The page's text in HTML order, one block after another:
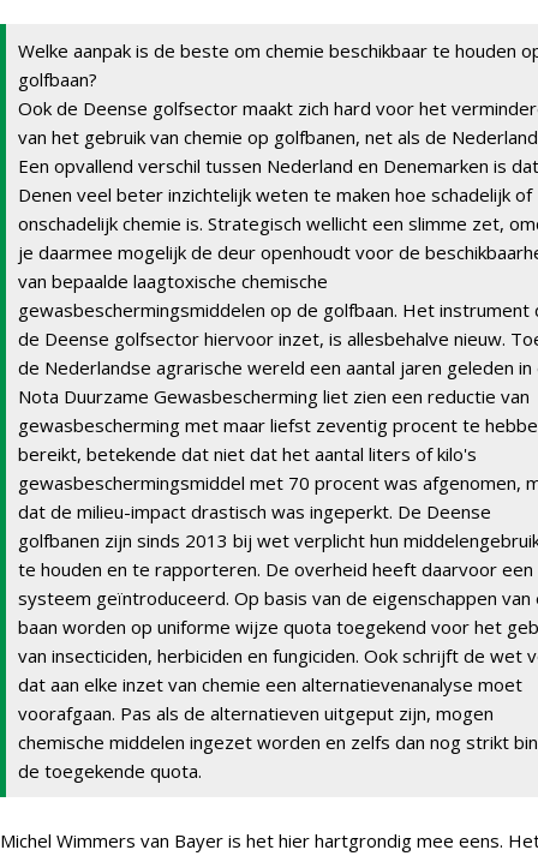
Welke aanpak is de beste om chemie beschikbaar te houden
golfbaan?
Ook de Deense golfsector maakt zich hard voor het
van het gebruik van chemie op golfbanen, net als de
Een opvallend verschil tussen Nederland en Denemarken is
Denen veel beter inzichtelijk weten te maken hoe schadelijk of
onschadelijk chemie is. Strategisch wellicht een slimme zet,
je daarmee mogelijk de deur openhoudt voor de
van bepaalde laagtoxische chemische
gewasbeschermingsmiddelen op de golfbaan. Het instrument
de Deense golfsector hiervoor inzet, is allesbehalve nieuw.
de Nederlandse agrarische wereld een aantal jaren geleden in
Nota Duurzame Gewasbescherming liet zien een reductie van
gewasbescherming met maar liefst zeventig procent te
bereikt, betekende dat niet dat het aantal liters of kilo's
gewasbeschermingsmiddel met 70 procent was afgenomen,
dat de milieu-impact drastisch was ingeperkt. De Deense
golfbanen zijn sinds 2013 bij wet verplicht hun
te houden en te rapporteren. De overheid heeft daarvoor een
systeem geïntroduceerd. Op basis van de eigenschappen van
baan worden op uniforme wijze quota toegekend voor het
van insecticiden, herbiciden en fungiciden. Ook schrijft de wet
dat aan elke inzet van chemie een alternatievenanalyse moet
voorafgaan. Pas als de alternatieven uitgeput zijn, mogen
chemische middelen ingezet worden en zelfs dan nog strikt
de toegekende quota.
Michel Wimmers van Bayer is het hier hartgrondig mee eens.